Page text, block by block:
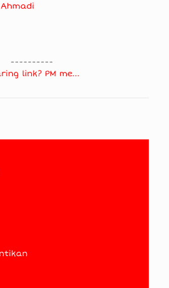
----------
link? PM me...